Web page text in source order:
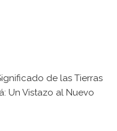
de las Tierras
Un Vistazo al Nuevo